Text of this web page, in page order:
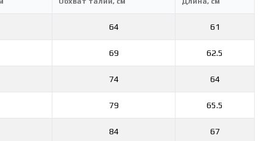
64 61
69 62.5
74 64
79 65.5
84 67